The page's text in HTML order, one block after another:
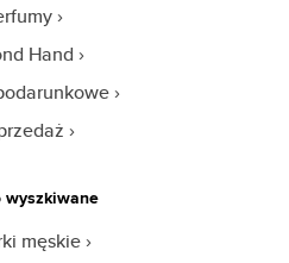
Hand
wyszkiwane
męskie